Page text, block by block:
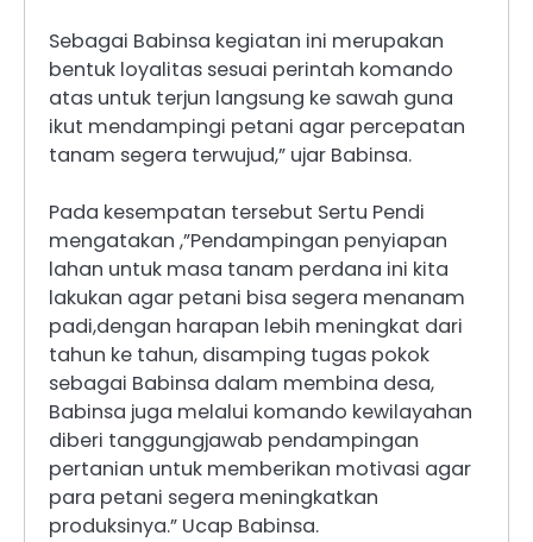
Sebagai Babinsa kegiatan ini merupakan
bentuk loyalitas sesuai perintah komando
atas untuk terjun langsung ke sawah guna
ikut mendampingi petani agar percepatan
tanam segera terwujud,” ujar Babinsa.
Pada kesempatan tersebut Sertu Pendi
mengatakan ,”Pendampingan penyiapan
lahan untuk masa tanam perdana ini kita
lakukan agar petani bisa segera menanam
padi,dengan harapan lebih meningkat dari
tahun ke tahun, disamping tugas pokok
sebagai Babinsa dalam membina desa,
Babinsa juga melalui komando kewilayahan
diberi tanggungjawab pendampingan
pertanian untuk memberikan motivasi agar
para petani segera meningkatkan
produksinya.” Ucap Babinsa.